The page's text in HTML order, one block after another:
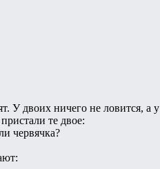
У двоих ничего не ловится, а у
те двое:
червячка?